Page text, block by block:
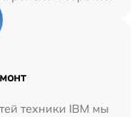
техники IBM мы